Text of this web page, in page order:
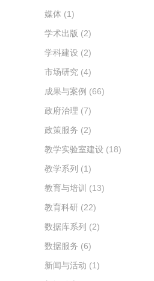
媒体 (1)
学术出版 (2)
学科建设 (2)
市场研究 (4)
成果与案例 (66)
政府治理 (7)
政策服务 (2)
教学实验室建设 (18)
教学系列 (1)
教育与培训 (13)
教育科研 (22)
数据库系列 (2)
数据服务 (6)
新闻与活动 (1)